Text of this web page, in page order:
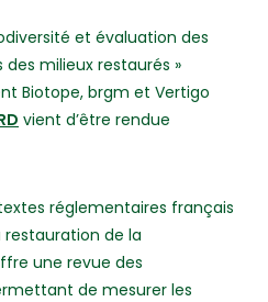
et évaluation des
milieux restaurés »
Biotope, brgm et Vertigo
vient d’être rendue
réglementaires français
de la
une revue des
de mesurer les